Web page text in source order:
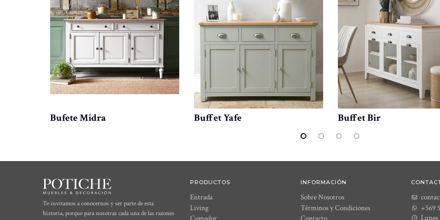
Bufete Midra Buffet Yafe Buffet Bir
Te invitamos a conocernos y ser parte de esta
historia, porque para nosotras cada una de las razones
PRODUCTOS
Entrada
Living
INFORMACIÓN
Sobre Nosotros
Términos y Condiciones
+569
Lunes